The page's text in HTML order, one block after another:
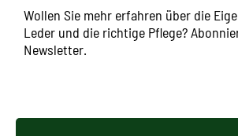
Wollen Sie mehr erfahren über die
Leder und die richtige Pflege?
Newsletter.